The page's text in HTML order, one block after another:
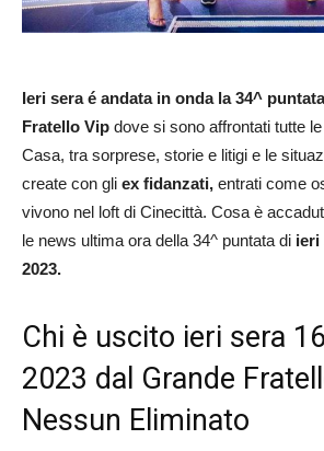
Ieri sera é andata in onda la 34^
Fratello Vip dove si sono affrontati tutte
Casa, tra sorprese, storie e litigi e le
create con gli ex fidanzati, entrati come
vivono nel loft di Cinecittà. Cosa è
le news ultima ora della 34^ puntata di ieri
2023.
Chi è uscito ieri sera
2023 dal Grande
Nessun Eliminato